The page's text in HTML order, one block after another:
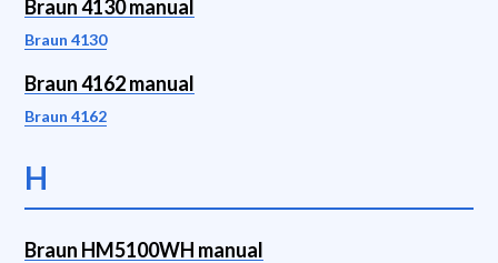
Braun 4130 manual
Braun 4130
Braun 4162 manual
Braun 4162
H
Braun HM5100WH manual